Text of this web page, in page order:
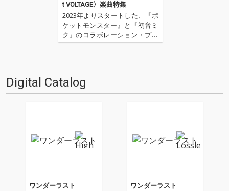
t VOLTAGE〉楽曲特集
2023年よりスタートした、『ポ
ケットモンスター』と『初音ミ
ク』のコラボレーション・プロ
ジェクト、〈ポケモン feat. 初
ロPたちが書き下ろした楽曲群
は…
Digital Catalog
ワンダーラスト ワンダーラスト